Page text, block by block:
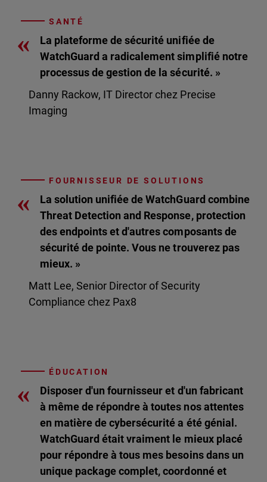
SANTÉ
«
La plateforme de sécurité unifiée de
WatchGuard a radicalement simplifié notre
processus de gestion de la sécurité. »
Danny Rackow, IT Director chez Precise
Imaging
FOURNISSEUR DE SOLUTIONS
«
La solution unifiée de WatchGuard combine
Threat Detection and Response, protection
des endpoints et d'autres composants de
sécurité de pointe. Vous ne trouverez pas
mieux. »
Matt Lee, Senior Director of Security
Compliance chez Pax8
ÉDUCATION
«
Disposer d'un fournisseur et d'un fabricant
à même de répondre à toutes nos attentes
en matière de cybersécurité a été génial.
WatchGuard était vraiment le mieux placé
pour répondre à tous mes besoins dans un
unique package complet, coordonné et